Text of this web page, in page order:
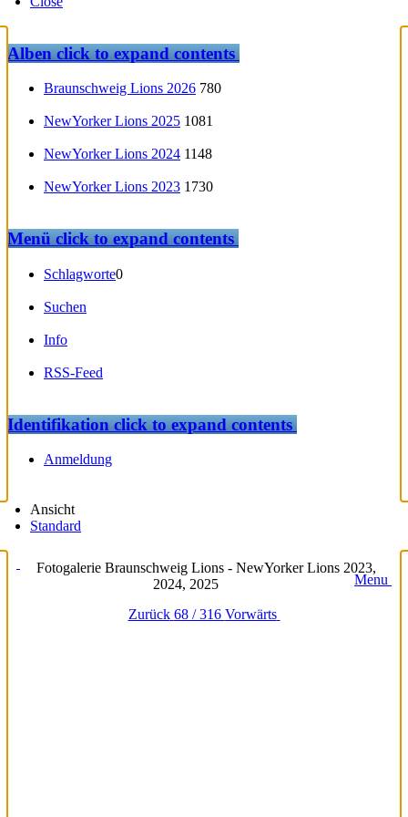
Albenclick to expand contents
Braunschweig Lions 2026 780
NewYorker Lions 2025 1081
NewYorker Lions 2024 1148
NewYorker Lions 2023 1730
Menüclick to expand contents
Schlagworte0
Suchen
Info
RSS-Feed
Identifikationclick to expand contents
Anmeldung
Ansicht
Standard
Fotogalerie Braunschweig Lions - NewYorker Lions 2023,
2024, 2025
Menu
Zurück 68 / 316 Vorwärts